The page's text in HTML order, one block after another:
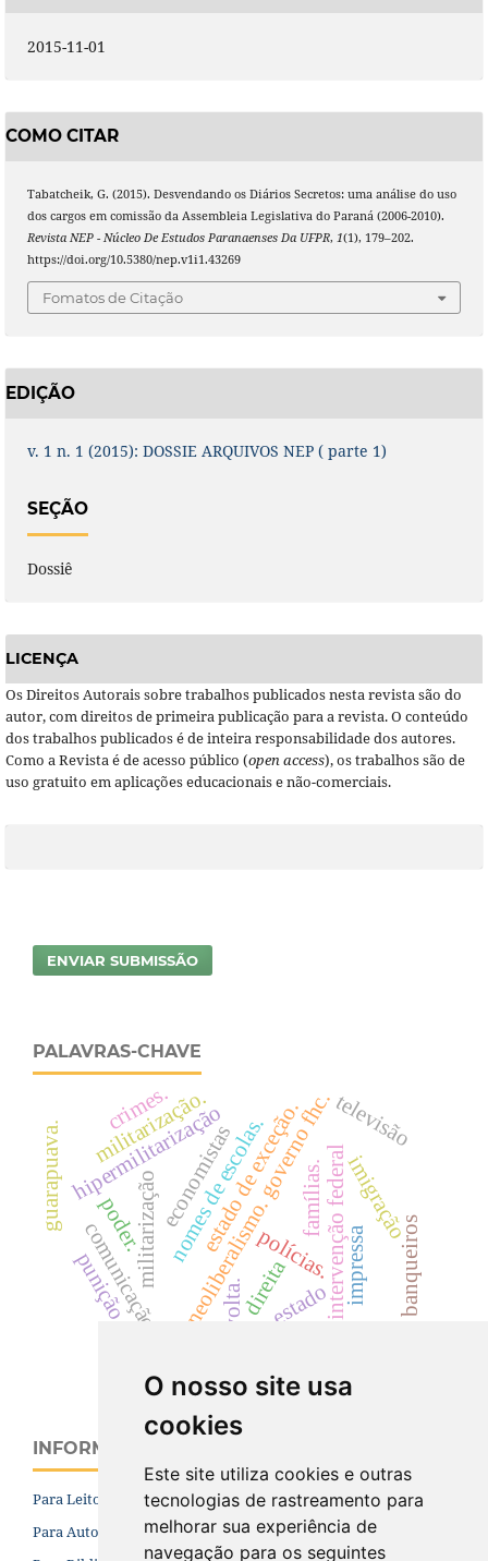
O nosso site usa
cookies
Este site utiliza cookies e outras
tecnologias de rastreamento para
melhorar sua experiência de
navegação para os seguintes
2015-11-01
COMO CITAR
Tabatcheik, G. (2015). Desvendando os Diários Secretos: uma análise do uso
dos cargos em comissão da Assembleia Legislativa do Paraná (2006-2010).
Revista NEP - Núcleo De Estudos Paranaenses Da UFPR, 1(1), 179–202.
https://doi.org/10.5380/nep.v1i1.43269
Fomatos de Citação
EDIÇÃO
v. 1 n. 1 (2015): DOSSIE ARQUIVOS NEP ( parte 1)
SEÇÃO
Dossiê
LICENÇA
Os Direitos Autorais sobre trabalhos publicados nesta revista são do
autor, com direitos de primeira publicação para a revista. O conteúdo
dos trabalhos publicados é de inteira responsabilidade dos autores.
Como a Revista é de acesso público (open access), os trabalhos são de
uso gratuito em aplicações educacionais e não-comerciais.
ENVIAR SUBMISSÃO
PALAVRAS-CHAVE
neoliberalismo. governo fhc.intervenção federal
militarização
hipermilitarização
polícias.
comunicação impressa
famílias. imigração
nomes de escolas.
guarapuava. economistas
banqueiros
direita
punição
militarização.estado de exceção.
poder.
televisão
crimes.
estado
revolta.
INFORMAÇÕES
Para Leitores
Para Autores